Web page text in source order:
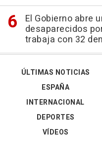
El Gobierno abre
desaparecidos
trabaja con 32
ÚLTIMAS NOTICIAS
ESPAÑA
INTERNACIONAL
DEPORTES
VÍDEOS